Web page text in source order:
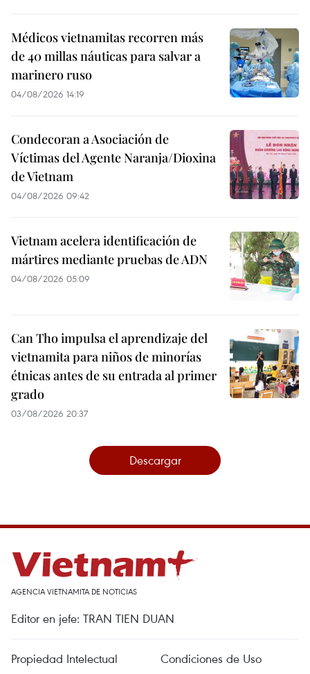
Médicos vietnamitas recorren más
de 40 millas náuticas para salvar a
marinero ruso
04/08/2026 14:19
Condecoran a Asociación de
Víctimas del Agente Naranja/Dioxina
de Vietnam
04/08/2026 09:42
Vietnam acelera identificación de
mártires mediante pruebas de ADN
04/08/2026 05:09
Can Tho impulsa el aprendizaje del
vietnamita para niños de minorías
étnicas antes de su entrada al primer
grado
03/08/2026 20:37
Descargar
AGENCIA VIETNAMITA DE NOTICIAS
Editor en jefe: TRAN TIEN DUAN
Propiedad Intelectual Condiciones de Uso